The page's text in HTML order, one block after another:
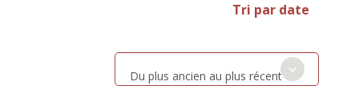
Tri par date
Du plus ancien au plus récent